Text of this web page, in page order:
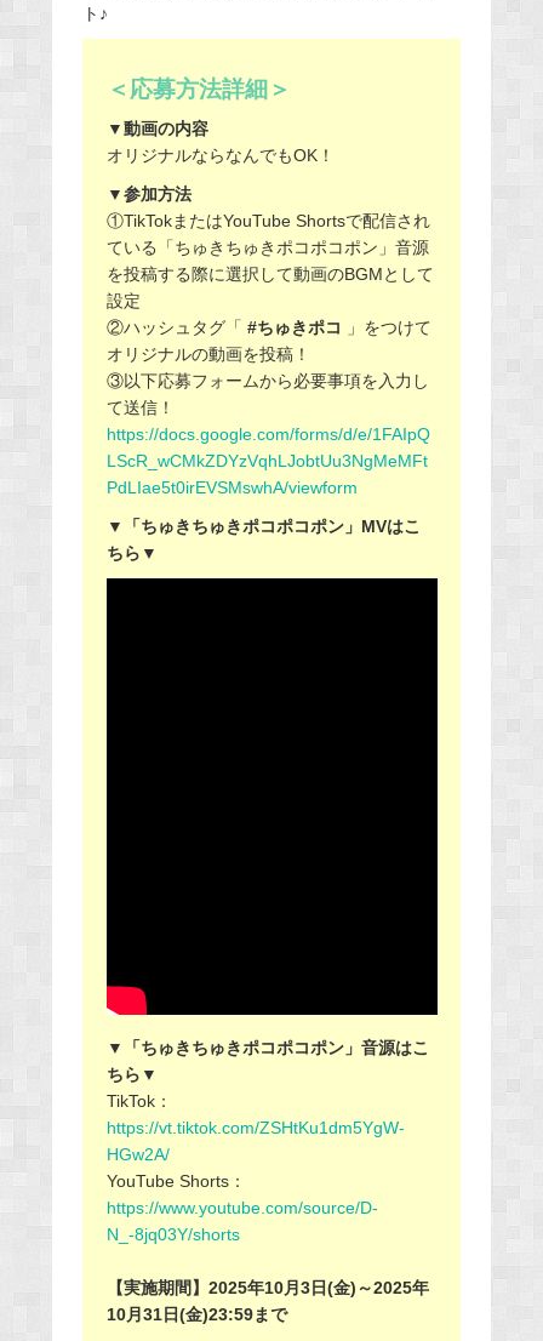
ト♪
＜応募方法詳細＞
▼動画の内容
オリジナルならなんでもOK！
▼参加方法
①TikTokまたはYouTube Shortsで配信され
ている「ちゅきちゅきポコポコポン」音源
を投稿する際に選択して動画のBGMとして
設定
②ハッシュタグ「 #ちゅきポコ
」をつけて
オリジナルの動画を投稿！
③以下応募フォームから必要事項を入力し
て送信！
https://docs.google.com/forms/d/e/1FAIpQ
LScR_wCMkZDYzVqhLJobtUu3NgMeMFt
PdLIae5t0irEVSMswhA/viewform
▼「ちゅきちゅきポコポコポン」MVはこ
ちら▼
▼「ちゅきちゅきポコポコポン」音源はこ
ちら▼
TikTok：
https://vt.tiktok.com/ZSHtKu1dm5YgW-
HGw2A/
YouTube Shorts：
https://www.youtube.com/source/D-
N_-8jq03Y/shorts
【実施期間】2025年10月3日(金)～2025年
10月31日(金)23:59まで